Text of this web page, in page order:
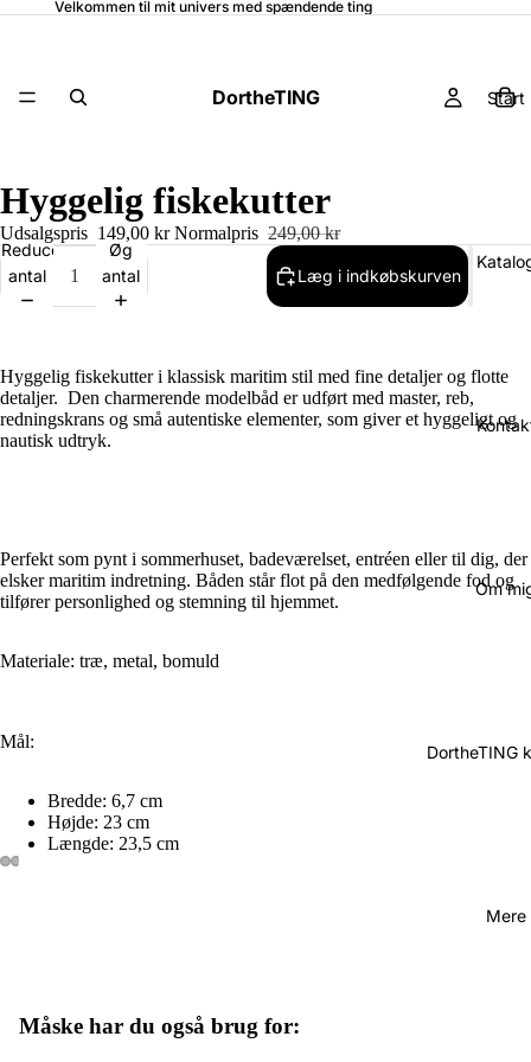
Velkommen til mit univers med spændende ting
DortheTING Start
Om
DortheTING
Mere
Hyggelig fiskekutter
Udsalgspris 149,00 kr Normalpris 249,00 kr
Reducer
antal
Øg
antal
Læg i indkøbskurven
Hyggelig fiskekutter i klassisk maritim stil med fine detaljer og flotte
detaljer. Den charmerende modelbåd er udført med master, reb,
redningskrans og små autentiske elementer, som giver et hyggeligt og
nautisk udtryk.
Perfekt som pynt i sommerhuset, badeværelset, entréen eller til dig, der
elsker maritim indretning. Båden står flot på den medfølgende fod og
tilfører personlighed og stemning til hjemmet.
Materiale: træ, metal, bomuld
Mål:
Bredde: 6,7 cm
Højde: 23 cm
Længde: 23,5 cm
Måske har du også brug for: